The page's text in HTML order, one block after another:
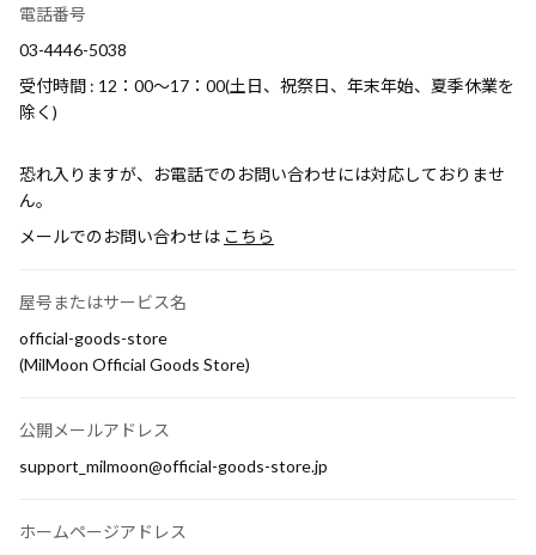
電話番号
03-4446-5038
受付時間 : 12：00～17：00(土日、祝祭日、年末年始、夏季休業を
除く)
恐れ入りますが、お電話でのお問い合わせには対応しておりませ
ん。
メールでのお問い合わせは こちら
屋号またはサービス名
official-goods-store
(MilMoon Official Goods Store)
公開メールアドレス
support_milmoon@official-goods-store.jp
ホームページアドレス